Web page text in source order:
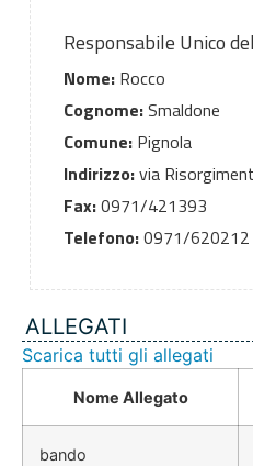
Responsabile Unico
Nome:Rocco
Cognome:Smaldone
Comune:Pignola
Indirizzo:via
Fax:0971/421393
Telefono:0971/620212
ALLEGATI
Scarica tutti gli allegati
Nome Allegato
bando